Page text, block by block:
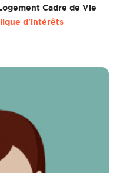
Cadre de Vie
d'intérêts